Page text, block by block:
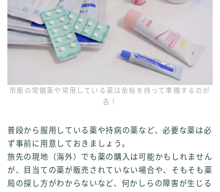
市販の常備薬や常用している薬は余裕を持って準備するのが
吉！
普段から服用している薬や持病の薬など、必要な薬は必
ず事前に用意しておきましょう。
旅先の現地（海外）でも薬の購入は可能かもしれません
が、目当ての薬が販売されていない場合や、そもそも薬
局の探し方がわからないなど、何かしらの障害が生じる